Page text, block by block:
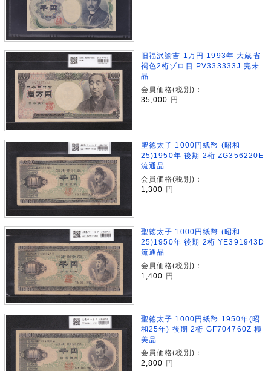
旧福沢諭吉 1万円 1993年 大蔵省
褐色2桁ゾロ目 PV333333J 完未
品
会員価格(税別)：
35,000 円
聖徳太子 1000円紙幣 (昭和
25)1950年 後期 2桁 ZG356220E
流通品
会員価格(税別)：
1,300 円
聖徳太子 1000円紙幣 (昭和
25)1950年 後期 2桁 YE391943D
流通品
会員価格(税別)：
1,400
円
聖徳太子 1000円紙幣 1950年(昭
和25年) 後期 2桁 GF704760Z 極
美品
会員価格(税別)：
2,800 円